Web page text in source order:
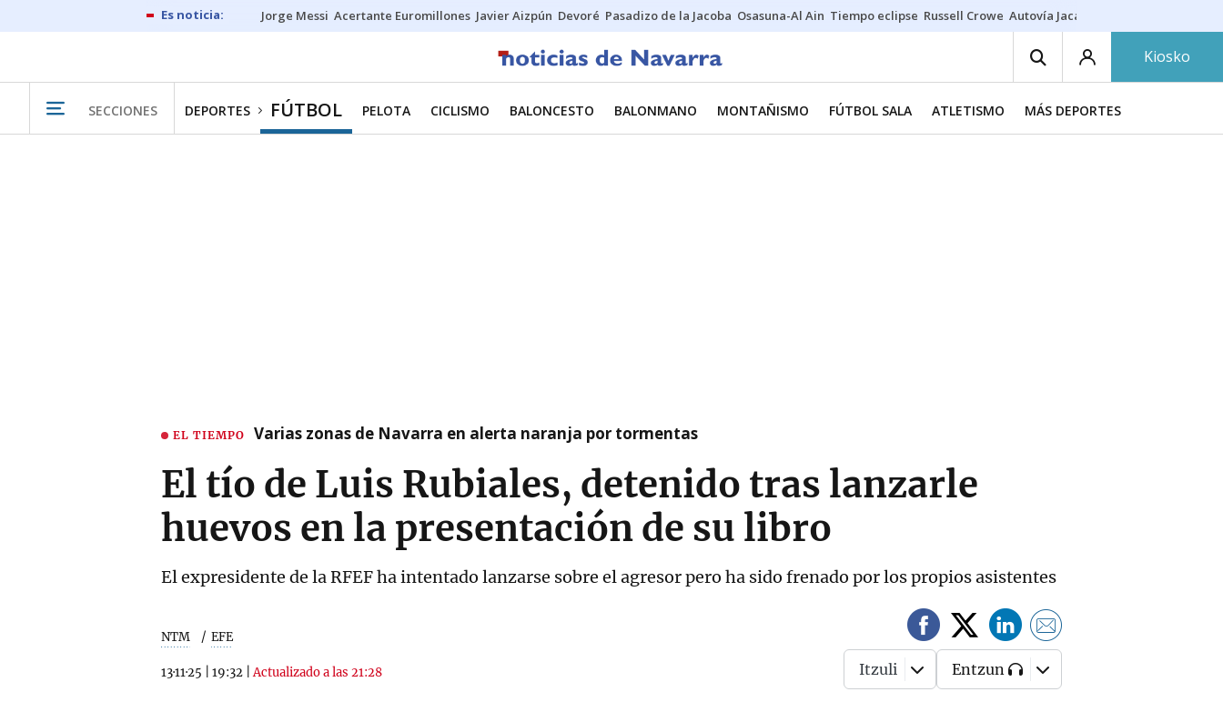
Jorge Messi Acertante Euromillones Javier Aizpún Devoré Pasadizo de la Jacoba Osasuna-Al Ain Tiempo eclipse Russell Crowe Autovía Jaca
Kiosko
SECCIONES DEPORTES FÚTBOL PELOTA CICLISMO BALONCESTO BALONMANO MONTAÑISMO FÚTBOL SALA ATLETISMO MÁS DEPORTES
EL TIEMPO Varias zonas de Navarra en alerta naranja por tormentas
El tío de Luis Rubiales, detenido tras lanzarle
huevos en la presentación de su libro
El expresidente de la RFEF ha intentado lanzarse sobre el agresor pero ha sido frenado por los propios asistentes
NTM EFE
13·11·25 19:32 |Actualizado a las 21:28 Itzuli Entzun